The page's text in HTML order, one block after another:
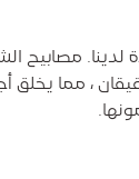
، مما يخلق